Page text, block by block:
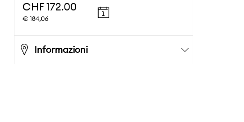
CHF 172.00
€ 184,06
Informazioni